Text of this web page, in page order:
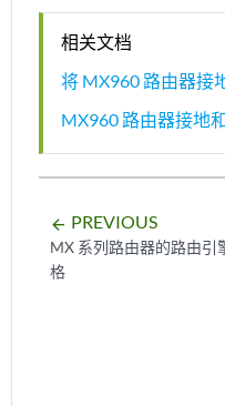
相关文档
将 MX960 路由器接
MX960 路由器接地
arrow_backward PREVIOUS
MX 系列路由器的路由引
格